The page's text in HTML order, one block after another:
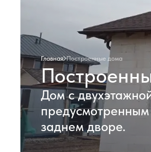
Главная Построенные дома
Дом с
заднем дворе.